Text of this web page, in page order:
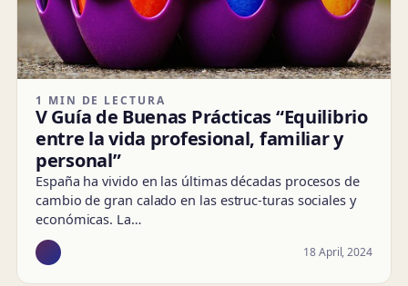
1 MIN DE LECTURA
V Guía de Buenas Prácticas “Equilibrio
entre la vida profesional, familiar y
personal”
España ha vivido en las últimas décadas procesos de
cambio de gran calado en las estruc-turas sociales y
económicas. La…
18 April, 2024